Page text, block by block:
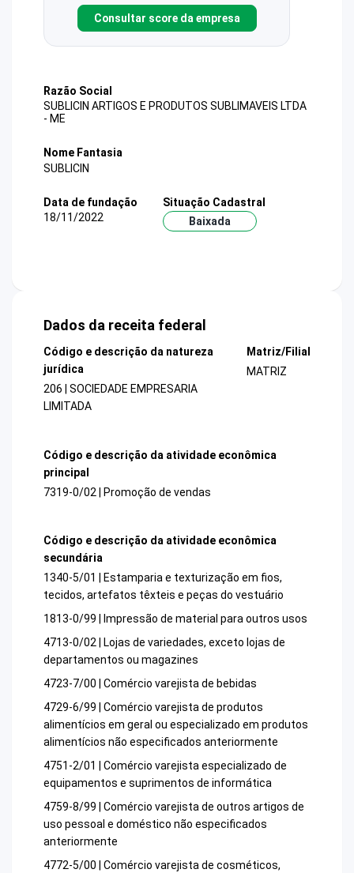
Consultar score da empresa
Razão Social
SUBLICIN ARTIGOS E PRODUTOS SUBLIMAVEIS LTDA
- ME
Nome Fantasia
SUBLICIN
Data de fundação
18/11/2022
Situação Cadastral
Baixada
Dados da receita federal
Código e descrição da natureza
jurídica
206 | SOCIEDADE EMPRESARIA
LIMITADA
Matriz/Filial
MATRIZ
Código e descrição da atividade econômica
principal
7319-0/02 | Promoção de vendas
Código e descrição da atividade econômica
secundária
1340-5/01 | Estamparia e texturização em fios,
tecidos, artefatos têxteis e peças do vestuário
1813-0/99 | Impressão de material para outros usos
4713-0/02 | Lojas de variedades, exceto lojas de
departamentos ou magazines
4723-7/00 | Comércio varejista de bebidas
4729-6/99 | Comércio varejista de produtos
alimentícios em geral ou especializado em produtos
alimentícios não especificados anteriormente
4751-2/01 | Comércio varejista especializado de
equipamentos e suprimentos de informática
4759-8/99 | Comércio varejista de outros artigos de
uso pessoal e doméstico não especificados
anteriormente
4772-5/00 | Comércio varejista de cosméticos,